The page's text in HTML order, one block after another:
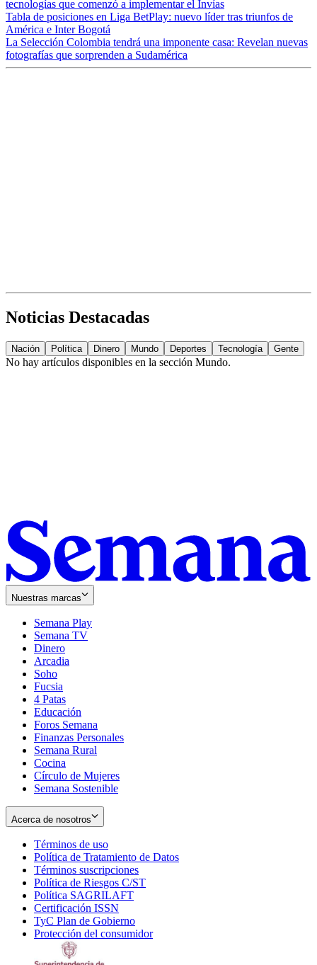
tecnologías que comenzó a implementar el Invías
Tabla de posiciones en Liga BetPlay: nuevo líder tras triunfos de
América e Inter Bogotá
La Selección Colombia tendrá una imponente casa: Revelan nuevas
fotografías que sorprenden a Sudamérica
Noticias Destacadas
Nación Política Dinero Mundo Deportes Tecnología Gente
No hay artículos disponibles en la sección Mundo.
Nuestras marcas
Semana Play
Semana TV
Dinero
Arcadia
Soho
in
new
window
Fucsia
in
new
window
4 Patas
Educación
Foros Semana
Finanzas Personales
Semana Rural
Cocina
Círculo de Mujeres
Semana Sostenible
Acerca de nosotros
Términos de uso
in
new
window
Política de Tratamiento de Datos
Términos suscripciones
in
Política de Riesgos C/ST
Política SAGRILAFT
new
window
Certificación ISSN
in
new
TyC Plan de Gobierno
in
Protección del consumidorOpens